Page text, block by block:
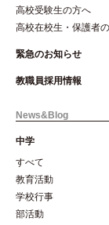
高校受験生の方へ
高校在校生・保護者
緊急のお知らせ
教職員採用情報
News&Blog
中学
すべて
教育活動
学校行事
部活動